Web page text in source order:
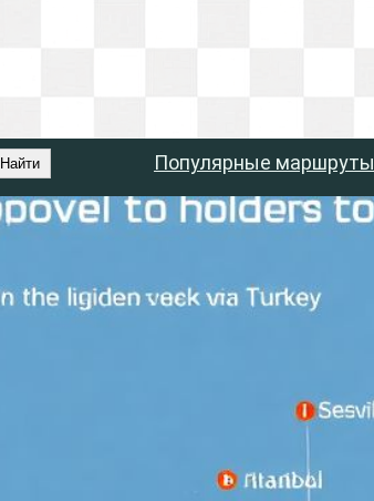
Найти Популярные маршруты